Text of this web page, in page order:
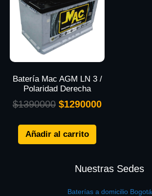
Batería Mac AGM LN 3 /
Polaridad Derecha
$1390000 $1290000
Añadir al carrito
Nuestras Sedes
Baterías a domicilio Bogotá